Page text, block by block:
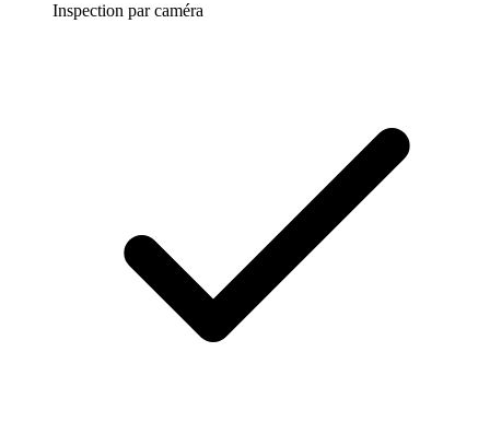
Inspection par caméra